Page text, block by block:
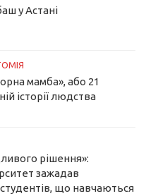
у Астані
мамба», або 21
історії людства
рішення»:
зажадав
що навчаються